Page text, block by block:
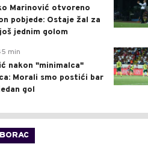
Marinović otvoreno
pobjede: Ostaje žal za
jednim golom
min
nakon "minimalca"
Morali smo postići bar
gol